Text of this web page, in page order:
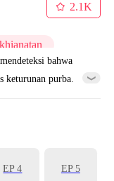
2.1K
bahwa
purba.
misi sistem,
EP 4 EP 5